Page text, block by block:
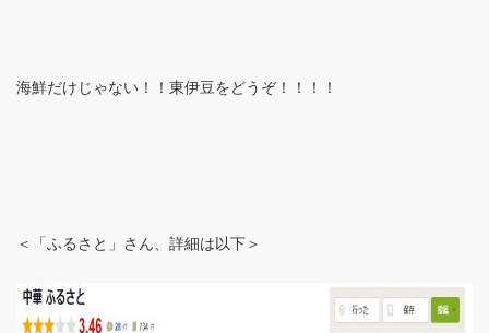
海鮮だけじゃない！！東伊豆をどうぞ！！！！
＜「ふるさと」さん、詳細は以下＞